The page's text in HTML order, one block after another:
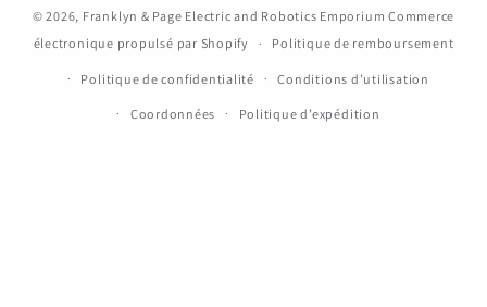
© 2026, Franklyn & Page Electric and Robotics Emporium Commerce
électronique propulsé par Shopify
Politique de remboursement
Politique de confidentialité Conditions d’utilisation
Coordonnées Politique d’expédition